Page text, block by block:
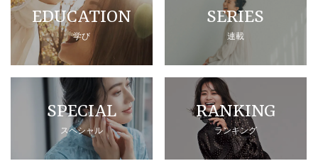
EDUCATION
学び
SERIES
連載
SPECIAL
スペシャル
RANKING
ランキング